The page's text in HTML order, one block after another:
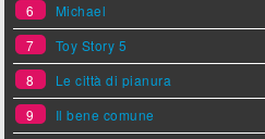
6
Michael
7
Toy Story 5
8
Le città di pianura
9
Il bene comune